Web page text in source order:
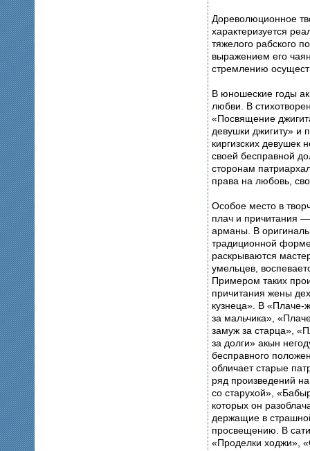
Дореволюционное
характеризуется
тяжелого рабского
выражением его
стремлению
В юношеские годы
любви. В
«Посвящение
девушки джигиту» и
киргизских девушек
своей бесправной
сторонам
права на любовь,
Особое место в
плач и причитания
арманы. В
традиционной
раскрываются
умельцев,
Примером таких
причитания жены
кузнеца». В
за мальчика»,
замуж за старца»,
за долги» акын
бесправного
обличает старые
ряд произведений
со старухой»,
которых он
держащие в
просвещению. В
«Проделки ходжи»,